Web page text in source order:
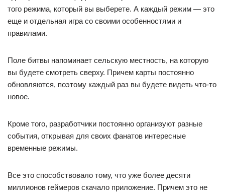
того режима, который вы выберете. А каждый режим — это
еще и отдельная игра со своими особенностями и
правилами.
Поле битвы напоминает сельскую местность, на которую
вы будете смотреть сверху. Причем карты постоянно
обновляются, поэтому каждый раз вы будете видеть что-то
новое.
Кроме того, разработчики постоянно организуют разные
события, открывая для своих фанатов интересные
временные режимы.
Все это способствовало тому, что уже более десяти
миллионов геймеров скачало приложение. Причем это не